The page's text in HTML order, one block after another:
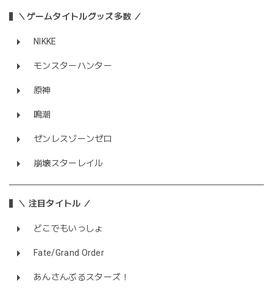
＼ゲームタイトルグッズ多数 ／
NIKKE
モンスターハンター
原神
鳴潮
ゼンレスゾーンゼロ
崩壊スターレイル
＼ 注目タイトル ／
どこでもいっしょ
Fate/Grand Order
あんさんぶるスターズ！